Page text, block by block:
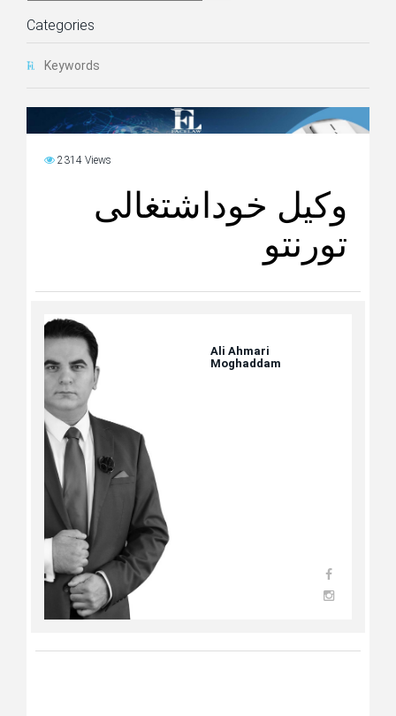
Categories
Keywords
2314 Views
وکیل خوداشتغالی
تورنتو
Ali Ahmari
Moghaddam